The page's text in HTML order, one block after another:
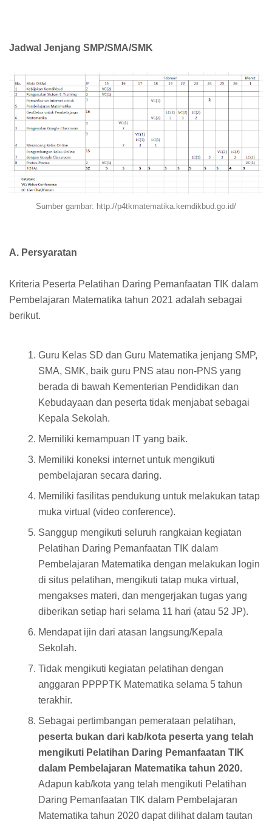
Jadwal Jenjang SMP/SMA/SMK
Sumber gambar: http://p4tkmatematika.kemdikbud.go.id/
A. Persyaratan
Kriteria Peserta Pelatihan Daring Pemanfaatan TIK dalam
Pembelajaran Matematika tahun 2021 adalah sebagai
berikut.
Guru Kelas SD dan Guru Matematika jenjang SMP,
SMA, SMK, baik guru PNS atau non-PNS yang
berada di bawah Kementerian Pendidikan dan
Kebudayaan dan peserta tidak menjabat sebagai
Kepala Sekolah.
Memiliki kemampuan IT yang baik.
Memiliki koneksi internet untuk mengikuti
pembelajaran secara daring.
Memiliki fasilitas pendukung untuk melakukan tatap
muka virtual (video conference).
Sanggup mengikuti seluruh rangkaian kegiatan
Pelatihan Daring Pemanfaatan TIK dalam
Pembelajaran Matematika dengan melakukan login
di situs pelatihan, mengikuti tatap muka virtual,
mengakses materi, dan mengerjakan tugas yang
diberikan setiap hari selama 11 hari (atau 52 JP).
Mendapat ijin dari atasan langsung/Kepala
Sekolah.
Tidak mengikuti kegiatan pelatihan dengan
anggaran PPPPTK Matematika selama 5 tahun
terakhir.
Sebagai pertimbangan pemerataan pelatihan,
peserta bukan dari kab/kota peserta yang telah
mengikuti Pelatihan Daring Pemanfaatan TIK
dalam Pembelajaran Matematika tahun 2020.
Adapun kab/kota yang telah mengikuti Pelatihan
Daring Pemanfaatan TIK dalam Pembelajaran
Matematika tahun 2020 dapat dilihat dalam tautan